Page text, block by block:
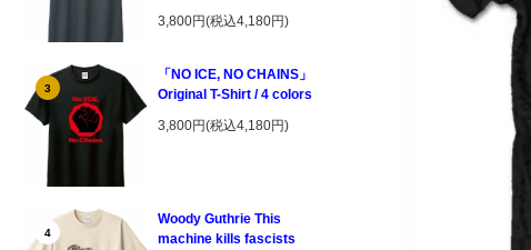
3,800円(税込4,180円)
3
「NO ICE, NO CHAINS」
Original T-Shirt / 4 colors
3,800円(税込4,180円)
4
Woody Guthrie This
machine kills fascists